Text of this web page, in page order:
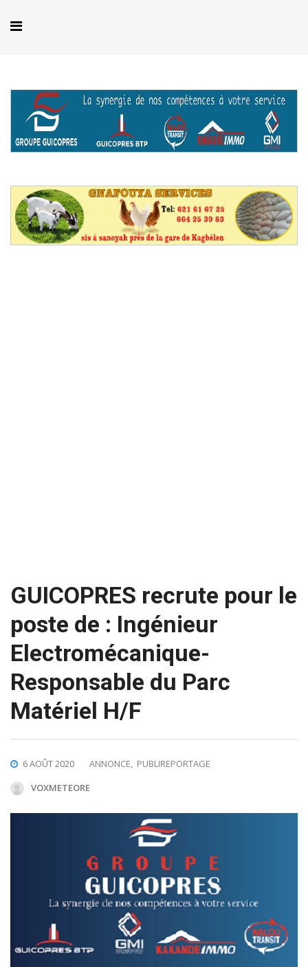
GUICOPRES recrute pour le
poste de : Ingénieur
Electromécanique-
Responsable du Parc
Matériel H/F
6 AOÛT 2020 ANNONCE, PUBLIREPORTAGE
VOXMETEORE